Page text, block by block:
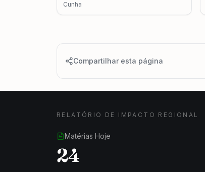
Cunha
Compartilhar esta página
RELATÓRIO DE IMPACTO REGIONAL
Matérias Hoje
24